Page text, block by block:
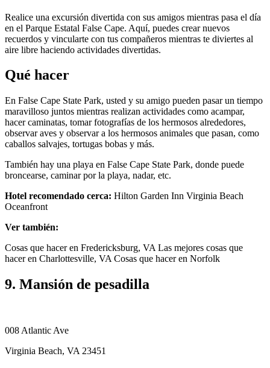
Realice una excursión divertida con sus amigos mientras pasa el día
en el Parque Estatal False Cape. Aquí, puedes crear nuevos
recuerdos y vincularte con tus compañeros mientras te diviertes al
aire libre haciendo actividades divertidas.
Qué hacer
En False Cape State Park, usted y su amigo pueden pasar un tiempo
maravilloso juntos mientras realizan actividades como acampar,
hacer caminatas, tomar fotografías de los hermosos alrededores,
observar aves y observar a los hermosos animales que pasan, como
caballos salvajes, tortugas bobas y más.
También hay una playa en False Cape State Park, donde puede
broncearse, caminar por la playa, nadar, etc.
Hotel recomendado cerca: Hilton Garden Inn Virginia Beach
Oceanfront
Ver también:
Cosas que hacer en Fredericksburg, VA Las mejores cosas que
hacer en Charlottesville, VA Cosas que hacer en Norfolk
9. Mansión de pesadilla
008 Atlantic Ave
Virginia Beach, VA 23451